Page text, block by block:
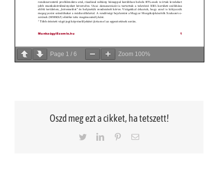
Page 1 / 6 Zoom 100%
Oszd meg ezt a cikket, ha tetszett!
TwitterLinkedInPinterestEmail